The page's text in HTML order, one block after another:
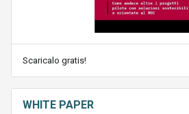
Scaricalo gratis!
WHITE PAPER